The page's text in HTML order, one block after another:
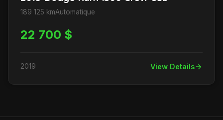
189 125 kmAutomatique
22 700 $
2019 View Details